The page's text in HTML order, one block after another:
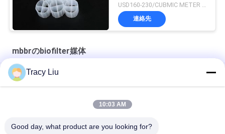
USD160-230/CUBMIC METER MOQ:1CubmicMeter
連絡先
mbbrのbiofilter媒体
16x10mm 6つの部屋MBBR Biofilter媒体の廃水のクリーニング
Tracy Liu
10:03 AM
Good day, what product are you looking for?